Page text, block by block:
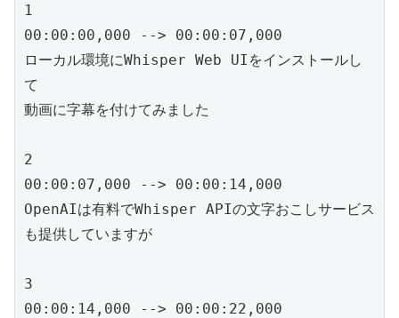
1
00:00:00,000 --> 00:00:07,000
ローカル環境にWhisper Web UIをインストールし
て
動画に字幕を付けてみました
2
00:00:07,000 --> 00:00:14,000
OpenAIは有料でWhisper APIの文字おこしサービス
も提供していますが
3
00:00:14,000 --> 00:00:22,000